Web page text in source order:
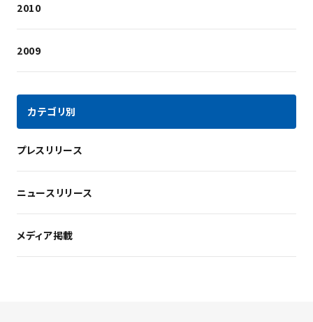
2010
2009
カテゴリ別
プレスリリース
ニュースリリース
メディア掲載